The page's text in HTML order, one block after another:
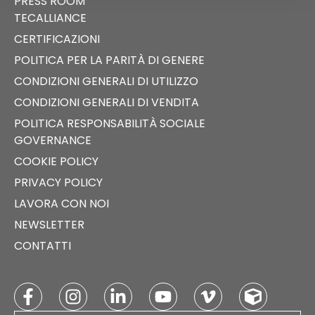
TECALLIANCE
CERTIFICAZIONI
POLITICA PER LA PARITÀ DI GENERE
CONDIZIONI GENERALI DI UTILIZZO
CONDIZIONI GENERALI DI VENDITA
POLITICA RESPONSABILITÀ SOCIALE
GOVERNANCE
COOKIE POLICY
PRIVACY POLICY
LAVORA CON NOI
NEWSLETTER
CONTATTI